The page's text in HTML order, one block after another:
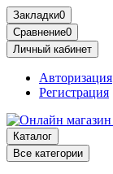
Закладки0
Сравнение0
Личный кабинет
Авторизация
Регистрация
Каталог
Все категории